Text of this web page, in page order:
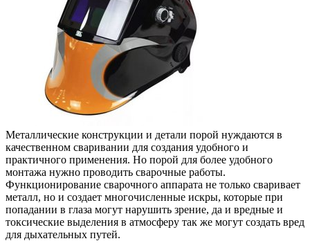
Металлические конструкции и детали порой нуждаются в
качественном сваривании для создания удобного и
практичного применения. Но порой для более удобного
монтажа нужно проводить сварочные работы.
Функционирование сварочного аппарата не только сваривает
металл, но и создает многочисленные искры, которые при
попадании в глаза могут нарушить зрение, да и вредные и
токсические выделения в атмосферу так же могут создать вред
для дыхательных путей.